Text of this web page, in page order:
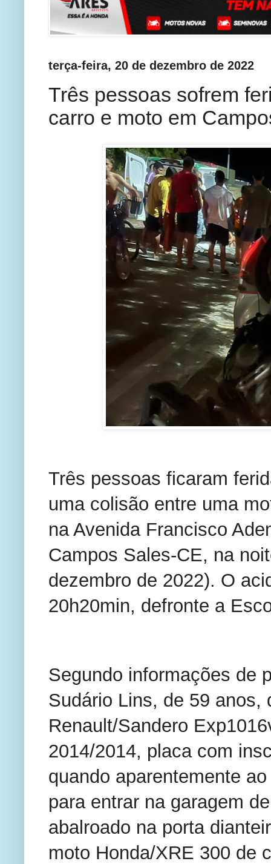
terça-feira, 20 de dezembro de 2022
Três pessoas sofrem
carro e moto em
Três pessoas ficaram
uma colisão entre uma
na Avenida Francisco
Campos Sales-CE, na
dezembro de 2022). O
20h20min, defronte a
Segundo informações de
Sudário Lins, de 59 anos,
Renault/Sandero
2014/2014, placa com
quando aparentemente
para entrar na garagem
abalroado na porta
moto Honda/XRE 300 de